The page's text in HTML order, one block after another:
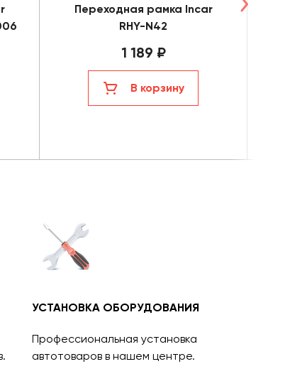
Переходная рамка Incar
RHY-N42
1 189 ₽
В корзину
УСТАНОВКА ОБОРУДОВАНИЯ
Профессиональная установка
автотоваров в нашем центре.